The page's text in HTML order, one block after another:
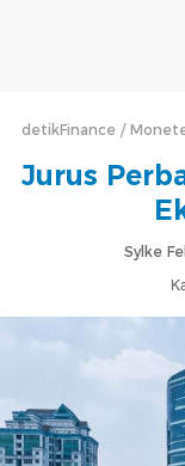
detikFinance
Jurus
Sylke